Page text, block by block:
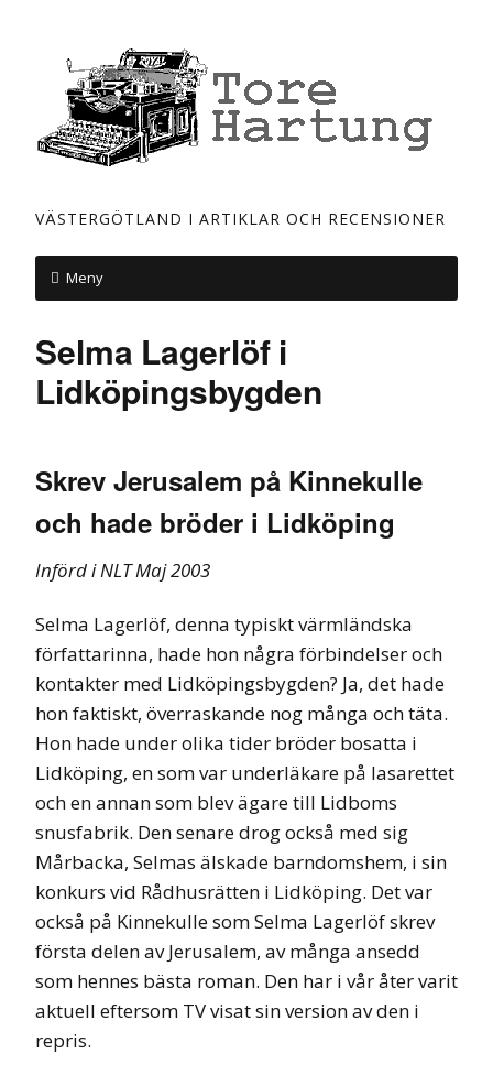
VÄSTERGÖTLAND I ARTIKLAR OCH RECENSIONER
Meny
Selma Lagerlöf i
Lidköpingsbygden
Skrev Jerusalem på Kinnekulle
och hade bröder i Lidköping
Införd i NLT Maj 2003
Selma Lagerlöf, denna typiskt värmländska
författarinna, hade hon några förbindelser och
kontakter med Lidköpingsbygden? Ja, det hade
hon faktiskt, överraskande nog många och täta.
Hon hade under olika tider bröder bosatta i
Lidköping, en som var underläkare på lasarettet
och en annan som blev ägare till Lidboms
snusfabrik. Den senare drog också med sig
Mårbacka, Selmas älskade barndomshem, i sin
konkurs vid Rådhusrätten i Lidköping. Det var
också på Kinnekulle som Selma Lagerlöf skrev
första delen av Jerusalem, av många ansedd
som hennes bästa roman. Den har i vår åter varit
aktuell eftersom TV visat sin version av den i
repris.